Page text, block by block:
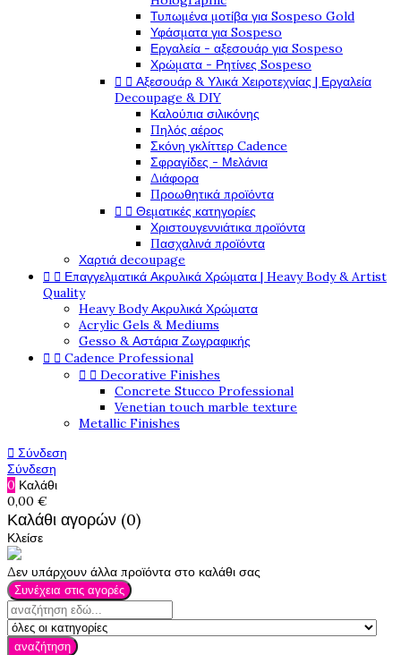
Τυπωμένα μοτίβα για Sospeso Gold
Υφάσματα για Sospeso
Εργαλεία - αξεσουάρ για Sospeso
Χρώματα - Ρητίνες Sospeso
  Αξεσουάρ & Υλικά Χειροτεχνίας | Εργαλεία
Decoupage & DIY
Καλούπια σιλικόνης
Πηλός αέρος
Σκόνη γκλίττερ Cadence
Σφραγίδες - Μελάνια
Διάφορα
Προωθητικά προϊόντα
  Θεματικές κατηγορίες
Χριστουγεννιάτικα προϊόντα
Πασχαλινά προϊόντα
Χαρτιά decoupage
  Επαγγελματικά Ακρυλικά Χρώματα | Heavy Body & Artist
Quality
Heavy Body Ακρυλικά Χρώματα
Acrylic Gels & Mediums
Gesso & Αστάρια Ζωγραφικής
  Cadence Professional
  Decorative Finishes
Concrete Stucco Professional
Venetian touch marble texture
Metallic Finishes
 Σύνδεση
Σύνδεση
0 Καλάθι
0,00 €
Καλάθι αγορών (0)
Κλείσε
Δεν υπάρχουν άλλα προϊόντα στο καλάθι σας
Συνέχεια στις αγορές
αναζήτηση